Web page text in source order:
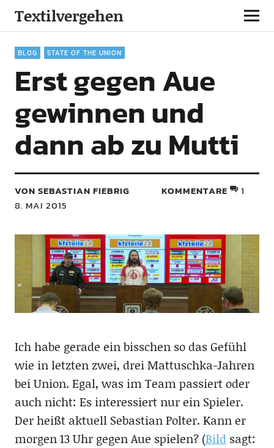
Textilvergehen
BLOG STATE OF THE UNION
Erst gegen Aue
gewinnen und
dann ab zu Mutti
VON SEBASTIAN FIEBRIG
8. MAI 2015
KOMMENTARE 1
Ich habe gerade ein bisschen so das Gefühl
wie in letzten zwei, drei Mattuschka-Jahren
bei Union. Egal, was im Team passiert oder
auch nicht: Es interessiert nur ein Spieler.
Der heißt aktuell Sebastian Polter. Kann er
morgen 13 Uhr gegen Aue spielen? (Bildsagt: